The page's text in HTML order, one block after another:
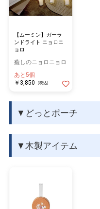
【ムーミン】ガーラ
ンドライト ニョロニ
ョロ
癒しのニョロニョロ
あと5個
￥3,850
(税込)
▼どっとポーチ
▼木製アイテム